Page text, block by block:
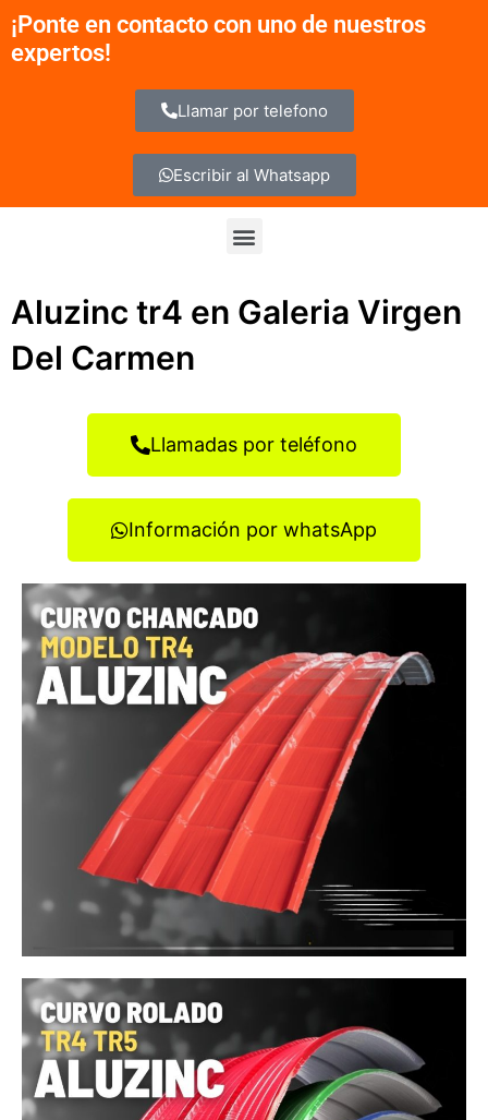
contenido
¡Ponte en contacto con uno de nuestros
expertos!
Llamar por telefono
Escribir al Whatsapp
Menu
Aluzinc tr4 en Galeria Virgen
Del Carmen
Llamadas por teléfono
Información por whatsApp